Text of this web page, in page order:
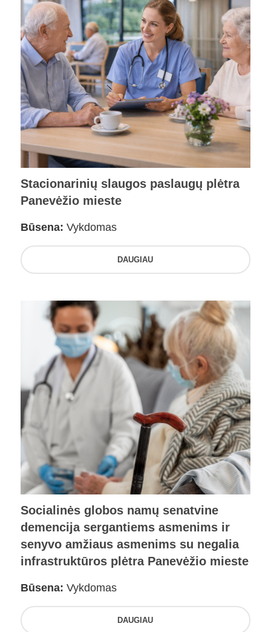
Stacionarinių slaugos paslaugų plėtra
Panevėžio mieste
Būsena: Vykdomas
DAUGIAU
Socialinės globos namų senatvine
demencija sergantiems asmenims ir
senyvo amžiaus asmenims su negalia
infrastruktūros plėtra Panevėžio mieste
Būsena: Vykdomas
DAUGIAU